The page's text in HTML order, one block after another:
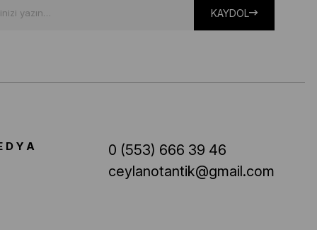
KAYDOL
0 (553) 666 39 46
ceylanotantik@gmail.com